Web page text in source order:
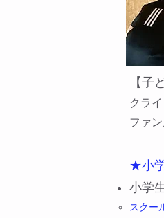
【子
クラ
ファ
★小
小学
スクー